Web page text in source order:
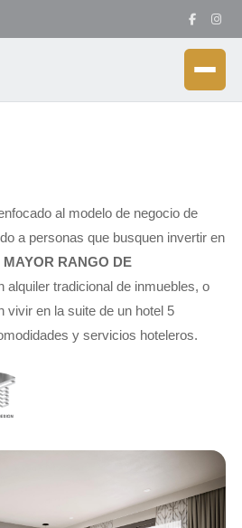
al modelo de negocio de
a personas que busquen invertir en
MAYOR RANGO DE
alquiler tradicional de inmuebles, o
vivir en la suite de un hotel 5
y servicios hoteleros.